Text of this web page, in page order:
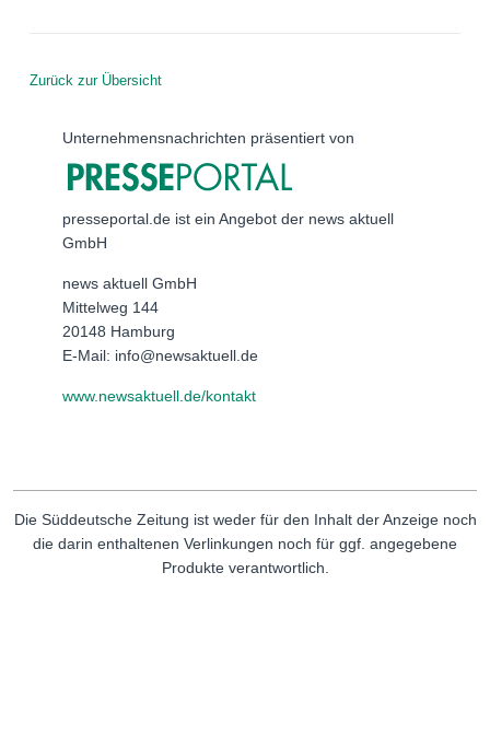
Zurück zur Übersicht
Unternehmensnachrichten präsentiert von
presseportal.de ist ein Angebot der news aktuell
GmbH
news aktuell GmbH
Mittelweg 144
20148 Hamburg
E-Mail: info@newsaktuell.de
www.newsaktuell.de/kontakt
Die Süddeutsche Zeitung ist weder für den Inhalt der Anzeige noch
die darin enthaltenen Verlinkungen noch für ggf. angegebene
Produkte verantwortlich.